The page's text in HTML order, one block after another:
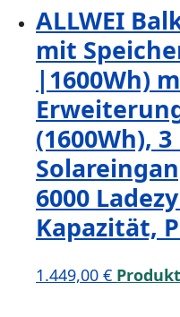
ALLWEI
mit
|1600Wh)
(1600Wh), 3
6000
Kapazität,
1.449,00 €